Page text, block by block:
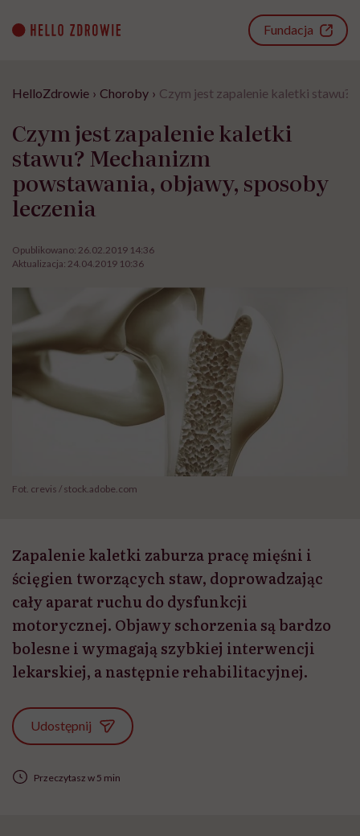
content
Fundacja
HelloZdrowie › Choroby › Czym jest zapalenie kaletki stawu?
Czym jest zapalenie kaletki
stawu? Mechanizm
powstawania, objawy, sposoby
leczenia
Opublikowano: 26.02.2019 14:36
Aktualizacja: 24.04.2019 10:36
Fot. crevis / stock.adobe.com
Zapalenie kaletki zaburza pracę mięśni i
ścięgien tworzących staw, doprowadzając
cały aparat ruchu do dysfunkcji
motorycznej. Objawy schorzenia są bardzo
bolesne i wymagają szybkiej interwencji
lekarskiej, a następnie rehabilitacyjnej.
Udostępnij
Przeczytasz w 5 min